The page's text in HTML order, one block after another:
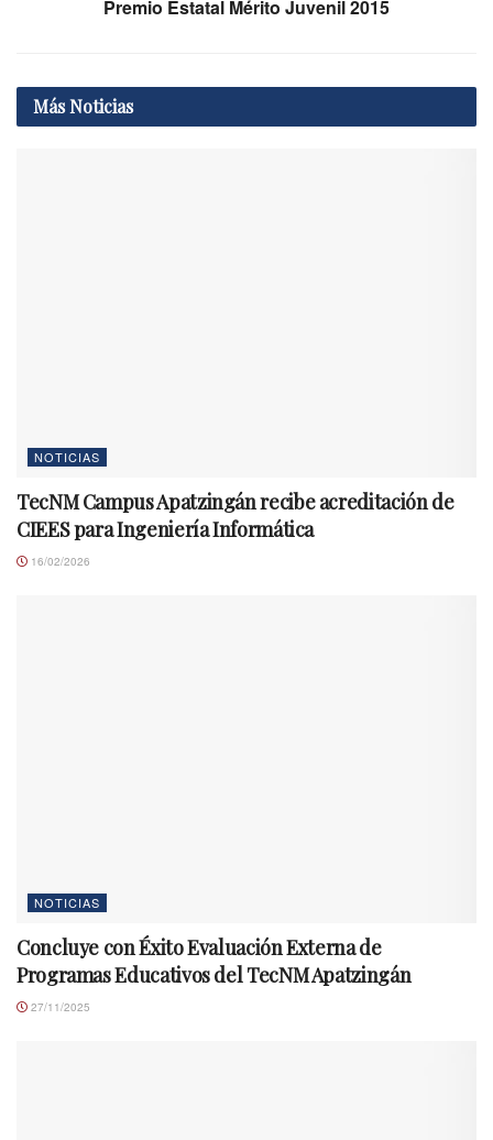
Premio Estatal Mérito Juvenil 2015
MásNoticias
NOTICIAS
TecNM Campus Apatzingán recibe acreditación de
CIEES para Ingeniería Informática
16/02/2026
NOTICIAS
Concluye con Éxito Evaluación Externa de
Programas Educativos del TecNM Apatzingán
27/11/2025